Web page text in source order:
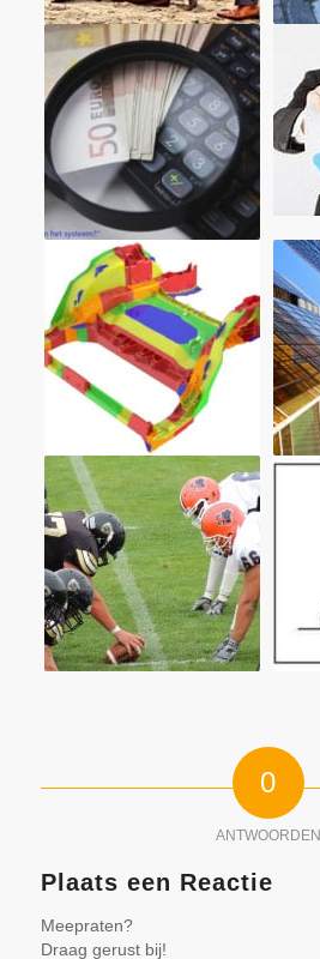
0
ANTWOORDEN
Plaats een Reactie
Meepraten?
Draag gerust bij!